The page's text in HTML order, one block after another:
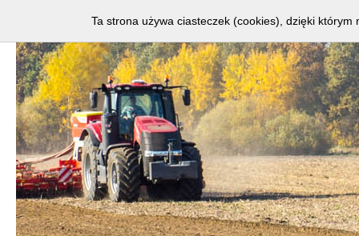
Ta strona używa ciasteczek (cookies), dzięki którym